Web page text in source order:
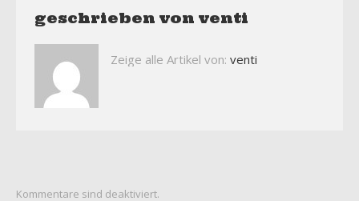
geschrieben von venti
Zeige alle Artikel von: venti
Kommentare sind deaktiviert.